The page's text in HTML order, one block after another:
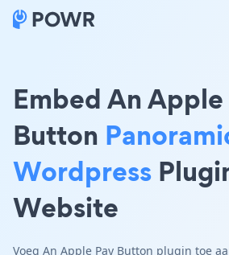
Embed An Apple
Button
Wordpress
Website
Voeg An Apple Pay Button plugin toe